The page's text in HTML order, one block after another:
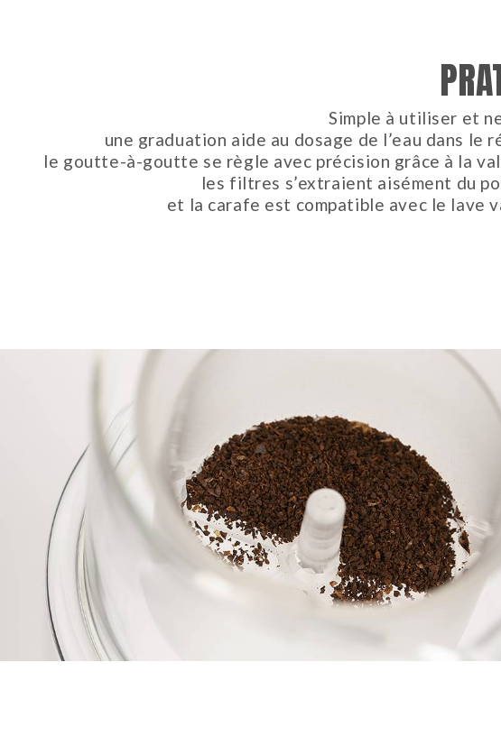
Simple à utiliser et
une graduation aide au dosage de l’eau dans le
le goutte-à-goutte se règle avec précision grâce à la
les filtres s’extraient aisément du
et la carafe est compatible avec le lave